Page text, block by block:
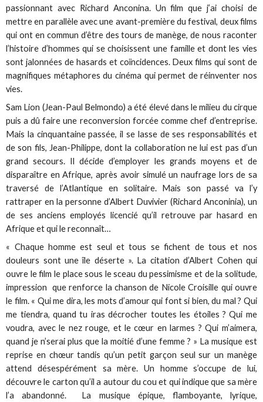
passionnant avec Richard Anconina. Un film que j’ai choisi de
mettre en parallèle avec une avant-première du festival, deux films
qui ont en commun d’être des tours de manège, de nous raconter
l’histoire d’hommes qui se choisissent une famille et dont les vies
sont jalonnées de hasards et coïncidences. Deux films qui sont de
magnifiques métaphores du cinéma qui permet de réinventer nos
vies.
Sam Lion (Jean-Paul Belmondo) a été élevé dans le milieu du cirque
puis a dû faire une reconversion forcée comme chef d’entreprise.
Mais la cinquantaine passée, il se lasse de ses responsabilités et
de son fils, Jean-Philippe, dont la collaboration ne lui est pas d’un
grand secours. Il décide d’employer les grands moyens et de
disparaître en Afrique, après avoir simulé un naufrage lors de sa
traversé de l’Atlantique en solitaire. Mais son passé va l’y
rattraper en la personne d’Albert Duvivier (Richard Anconinia), un
de ses anciens employés licencié qu’il retrouve par hasard en
Afrique et qui le reconnaît…
« Chaque homme est seul et tous se fichent de tous et nos
douleurs sont une île déserte ». La citation d’Albert Cohen qui
ouvre le film le place sous le sceau du pessimisme et de la solitude,
impression que renforce la chanson de Nicole Croisille qui ouvre
le film. « Qui me dira, les mots d’amour qui font si bien, du mal ? Qui
me tiendra, quand tu iras décrocher toutes les étoiles ? Qui me
voudra, avec le nez rouge, et le cœur en larmes ? Qui m’aimera,
quand je n’serai plus que la moitié d’une femme ? » La musique est
reprise en chœur tandis qu’un petit garçon seul sur un manège
attend désespérément sa mère. Un homme s’occupe de lui,
découvre le carton qu’il a autour du cou et qui indique que sa mère
l’a abandonné. La musique épique, flamboyante, lyrique,